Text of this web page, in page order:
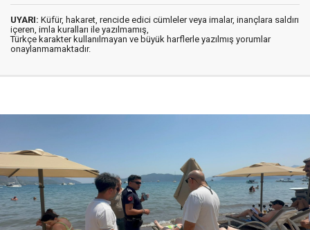
UYARI: Küfür, hakaret, rencide edici cümleler veya imalar, inançlara saldırı
içeren, imla kuralları ile yazılmamış,
Türkçe karakter kullanılmayan ve büyük harflerle yazılmış yorumlar
onaylanmamaktadır.